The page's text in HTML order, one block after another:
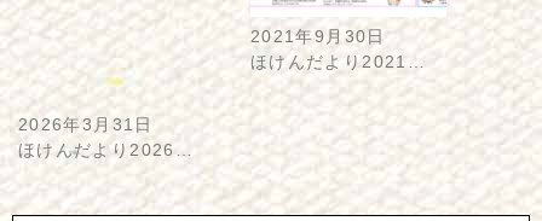
2021年9月30日
ほけんだより2021…
2026年3月31日
ほけんだより2026…